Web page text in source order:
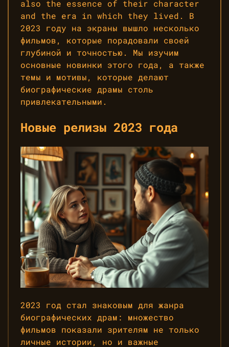
also the essence of their character
and the era in which they lived. В
2023 году на экраны вышло несколько
фильмов, которые порадовали своей
глубиной и точностью. Мы изучим
основные новинки этого года, а также
темы и мотивы, которые делают
биографические драмы столь
привлекательными.
Новые релизы 2023 года
2023 год стал знаковым для жанра
биографических драм: множество
фильмов показали зрителям не только
личные истории, но и важные